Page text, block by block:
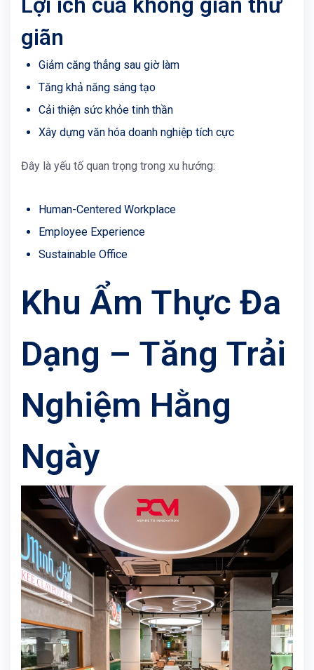
giãn
Giảm căng thẳng sau giờ làm
Tăng khả năng sáng tạo
Cải thiện sức khỏe tinh thần
Xây dựng văn hóa doanh nghiệp tích cực
Đây là yếu tố quan trọng trong xu hướng:
Human-Centered Workplace
Employee Experience
Sustainable Office
Khu Ẩm Thực Đa
Dạng – Tăng Trải
Nghiệm Hằng
Ngày